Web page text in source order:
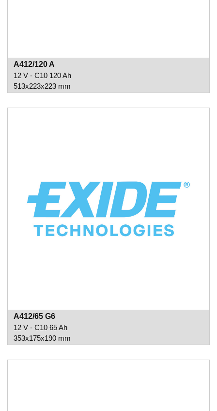
A412/120 A
12 V - C10 120 Ah
513x223x223 mm
A412/65 G6
12 V - C10 65 Ah
353x175x190 mm